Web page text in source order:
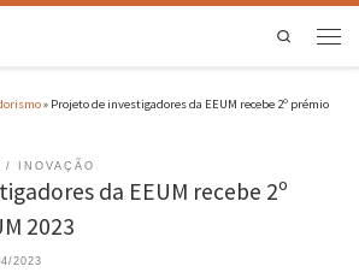
Search
» Projeto de investigadores da EEUM recebe 2º prémio
INOVAÇÃO
da EEUM recebe 2º
2023
2023